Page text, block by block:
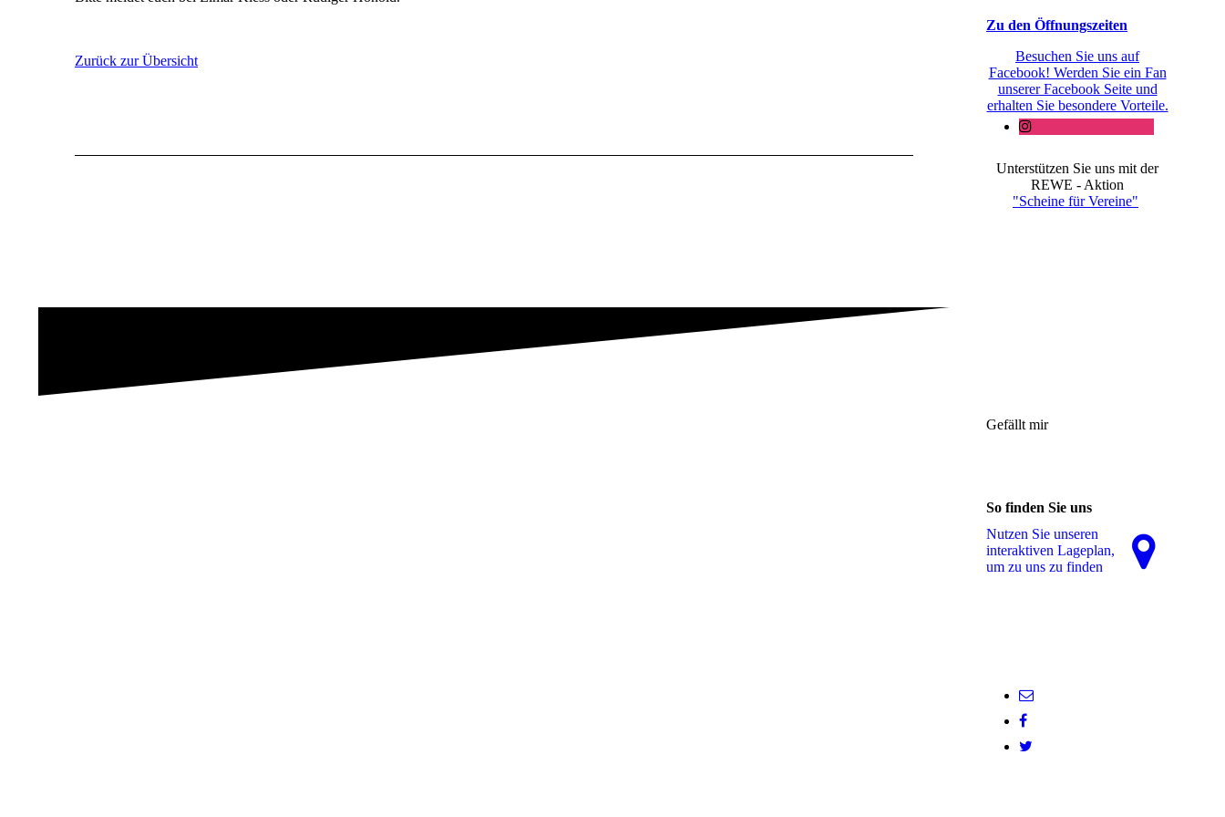
Zurück zur Übersicht
Zu den Öffnungszeiten
Besuchen Sie uns auf
Facebook! Werden Sie ein Fan
unserer Facebook Seite und
erhalten Sie besondere Vorteile.
Unterstützen Sie uns mit der
REWE - Aktion
"Scheine für Vereine"
Gefällt mir
So finden Sie uns
Nutzen Sie unseren
interaktiven La­ge­plan,
um zu uns zu finden